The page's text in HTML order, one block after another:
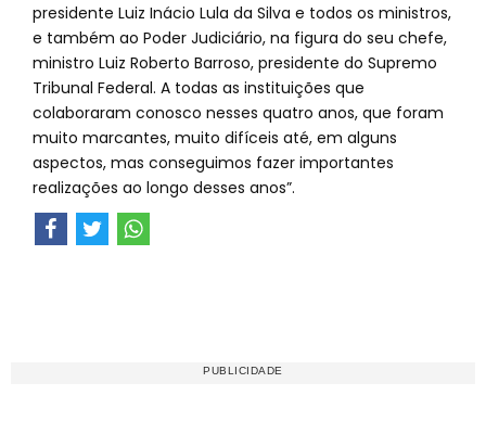
presidente Luiz Inácio Lula da Silva e todos os ministros,
e também ao Poder Judiciário, na figura do seu chefe,
ministro Luiz Roberto Barroso, presidente do Supremo
Tribunal Federal. A todas as instituições que
colaboraram conosco nesses quatro anos, que foram
muito marcantes, muito difíceis até, em alguns
aspectos, mas conseguimos fazer importantes
realizações ao longo desses anos”.